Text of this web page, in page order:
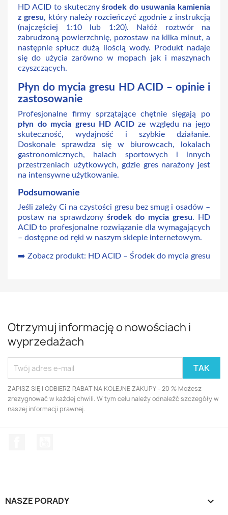
HD ACID to skutecznyśrodek do usuwania kamienia
z gresu, który należy rozcieńczyć zgodnie z instrukcją
(najczęściej 1:10 lub 1:20). Nałóż roztwór na
zabrudzoną powierzchnię, pozostaw na kilka minut, a
następnie spłucz dużą ilością wody. Produkt nadaje
się do użycia zarówno w mopach jak i maszynach
czyszczących.
Płyn do mycia gresu HD ACID – opinie i
zastosowanie
Profesjonalne firmy sprzątające chętnie sięgają po
płyn do mycia gresu HD ACIDze względu na jego
skuteczność, wydajność i szybkie działanie.
Doskonale sprawdza się w biurowcach, lokalach
gastronomicznych, halach sportowych i innych
przestrzeniach użytkowych, gdzie gres narażony jest
na intensywne użytkowanie.
Podsumowanie
Jeśli zależy Ci na czystości gresu bez smug i osadów –
postaw na sprawdzony środek do mycia gresu. HD
ACID to profesjonalne rozwiązanie dla wymagających
– dostępne od ręki w naszym sklepie internetowym.
➡️ Zobacz produkt: HD ACID – Środek do mycia gresu
Otrzymuj informację o nowościach i
wyprzedażach
ZAPISZ SIĘ I ODBIERZ RABAT NA KOLEJNE ZAKUPY - 20 % Możesz
zrezygnować w każdej chwili. W tym celu należy odnaleźć szczegóły w
naszej informacji prawnej.
NASZE PORADY 